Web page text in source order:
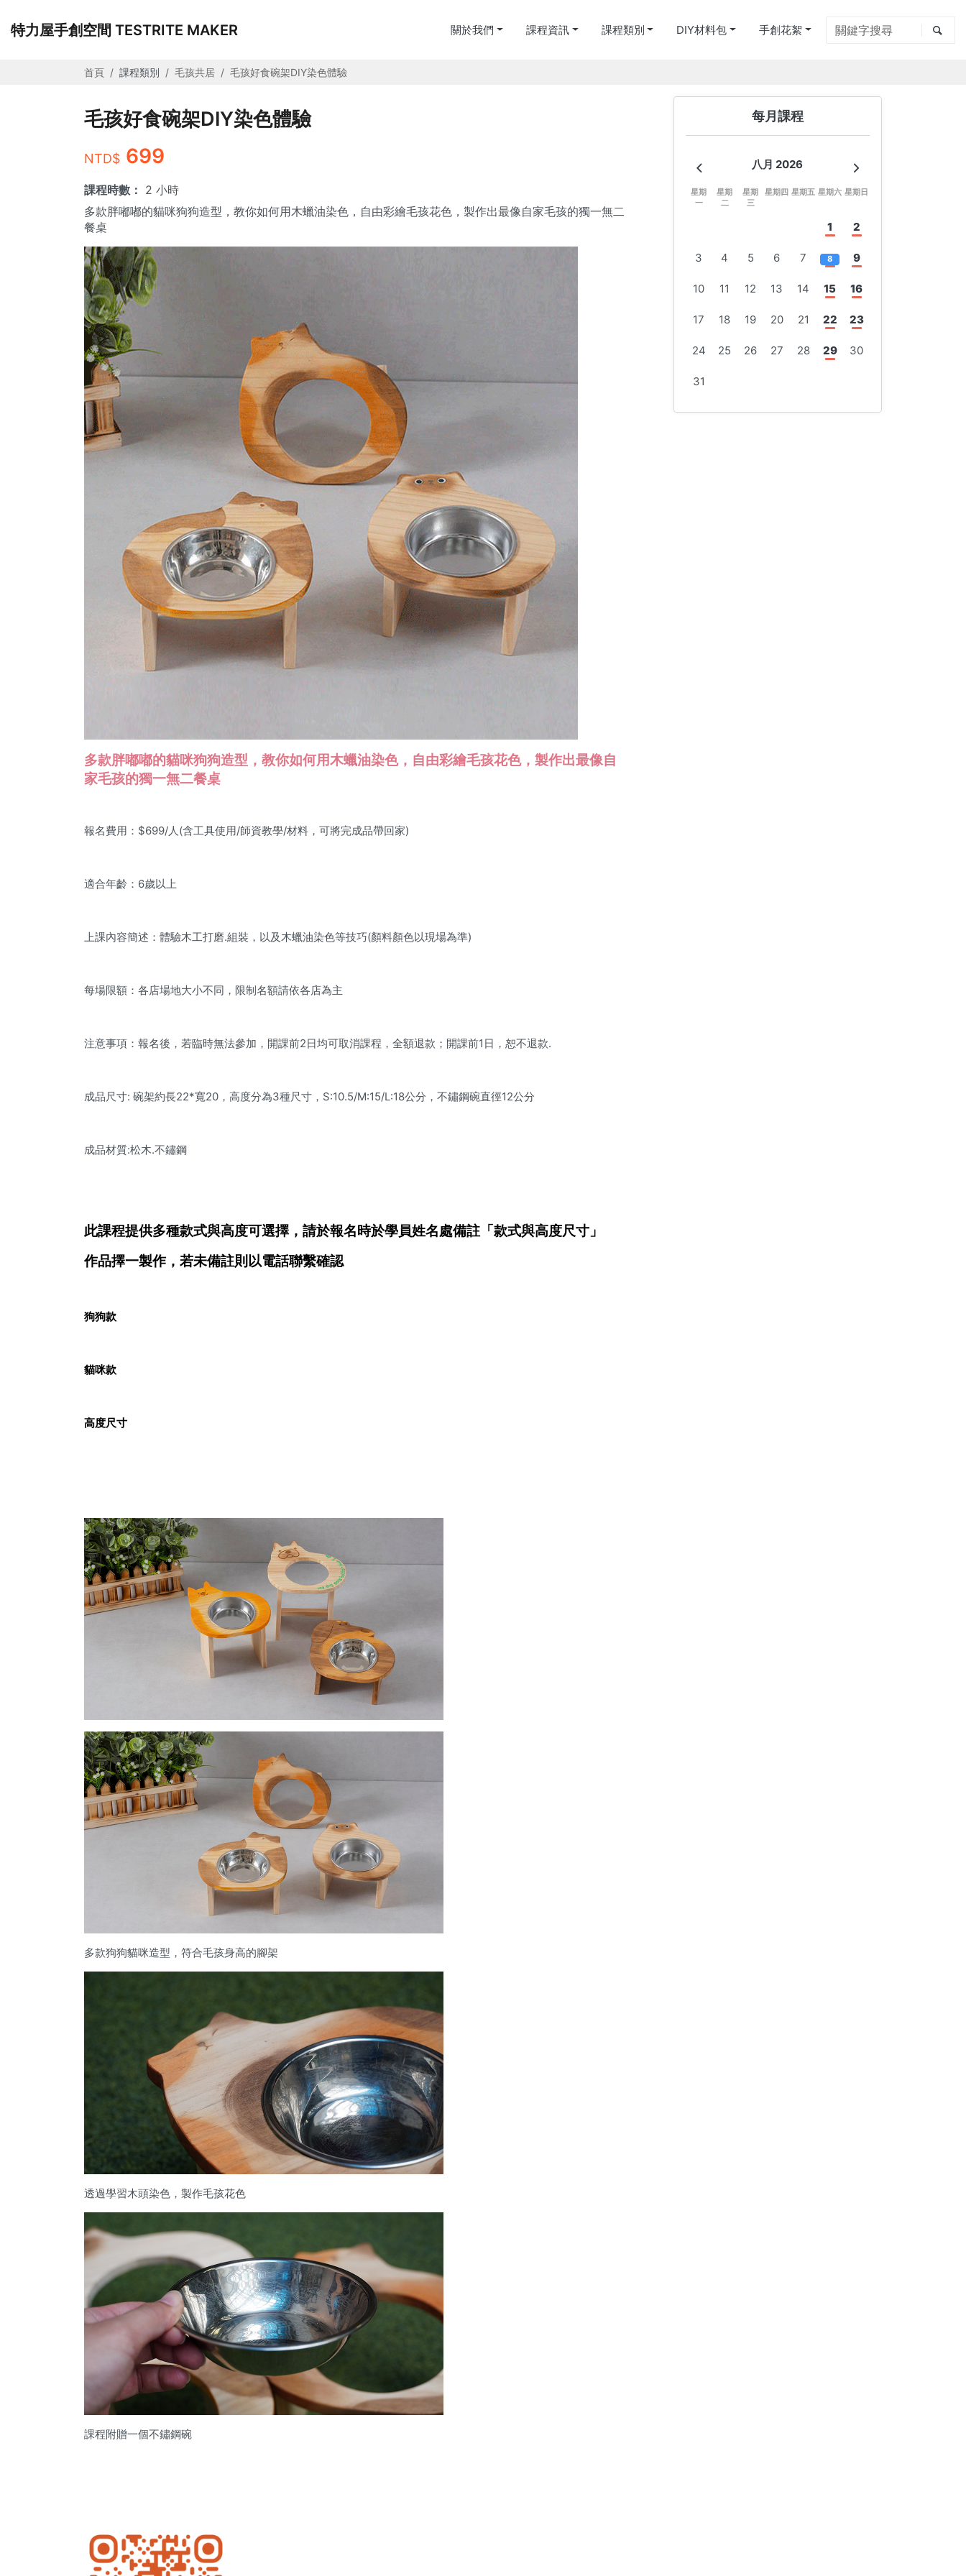
特力屋手創空間 TESTRITE MAKER 關於我們 課程資訊 課程類別 DIY材料包 手創花絮
首頁 課程類別 毛孩共居 毛孩好食碗架DIY染色體驗
毛孩好食碗架DIY染色體驗
NTD$ 699
課程時數： 2 小時
多款胖嘟嘟的貓咪狗狗造型，教你如何用木蠟油染色，自由彩繪毛孩花色，製作出最像自家毛孩的獨一無二
餐桌
多款胖嘟嘟的貓咪狗狗造型，教你如何用木蠟油染色，自由彩繪毛孩花色，製作出最像自
家毛孩的獨一無二餐桌
報名費用：$699/人(含工具使用/師資教學/材料，可將完成品帶回家)
適合年齡：6歲以上
上課內容簡述：體驗木工打磨.組裝，以及木蠟油染色等技巧(顏料顏色以現場為準)
每場限額：各店場地大小不同，限制名額請依各店為主
注意事項：報名後，若臨時無法參加，開課前2日均可取消課程，全額退款；開課前1日，恕不退款.
成品尺寸: 碗架約長22*寬20，高度分為3種尺寸，S:10.5/M:15/L:18公分，不鏽鋼碗直徑12公分
成品材質:松木.不鏽鋼
此課程提供多種款式與高度可選擇，請於報名時於學員姓名處備註「款式與高度尺寸」
作品擇一製作，若未備註則以電話聯繫確認
狗狗款
貓咪款
高度尺寸
多款狗狗貓咪造型，符合毛孩身高的腳架
透過學習木頭染色，製作毛孩花色
課程附贈一個不鏽鋼碗
每月課程
八月 2026
星期
一
星期
二
星期
三
星期四 星期五 星期六 星期日
1 2
3 4 5 6 7 8 9
10 11 12 13 14 15 16
17 18 19 20 21 22 23
24 25 26 27 28 29 30
31